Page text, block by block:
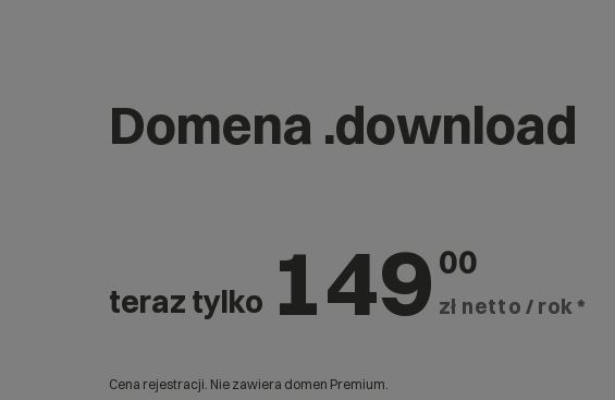
Domena .download
teraz tylko 149 00
zł netto / rok *
Cena rejestracji. Nie zawiera domen Premium.